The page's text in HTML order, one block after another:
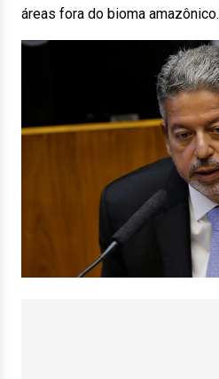
áreas fora do bioma amazônico.